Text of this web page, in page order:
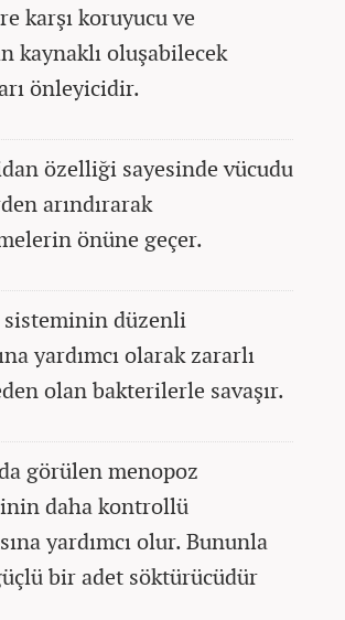
karşı koruyucu ve
kaynaklı oluşabilecek
önleyicidir.
özelliği sayesinde vücudu
arındırarak
önüne geçer.
düzenli
yardımcı olarak zararlı
olan bakterilerle savaşır.
görülen menopoz
daha kontrollü
yardımcı olur. Bununla
bir adet söktürücüdür